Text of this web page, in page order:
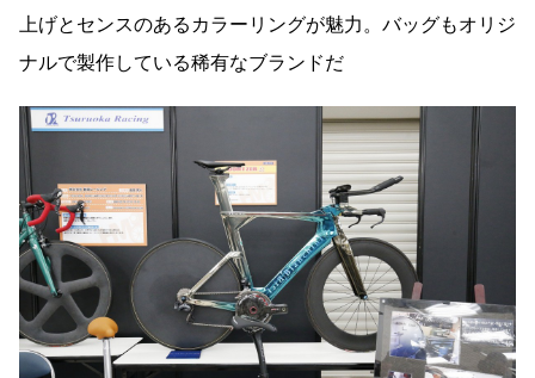
上げとセンスのあるカラーリングが魅力。バッグもオリジ
ナルで製作している稀有なブランドだ